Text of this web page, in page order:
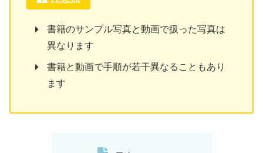
書籍のサンプル写真と動画で扱った写真は
異なります
書籍と動画で手順が若干異なることもあり
ます